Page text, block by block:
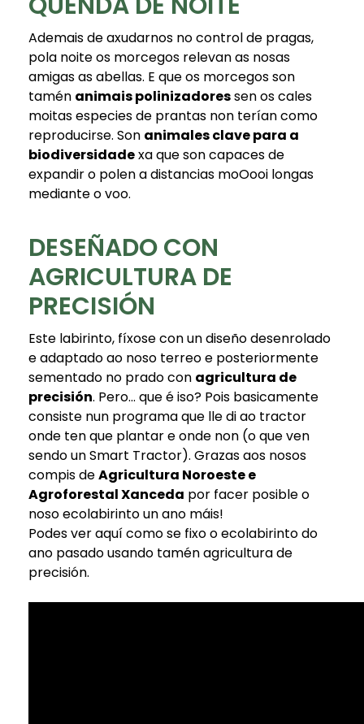
Ademais de axudarnos no control de pragas,
pola noite os morcegos relevan as nosas
amigas as abellas. E que os morcegos son
tamén animais polinizadoressen os cales
moitas especies de prantas non terían como
reproducirse. Son animales clave para a
biodiversidadexa que son capaces de
expandir o polen a distancias moOooi longas
mediante o voo.
DESEÑADO CON
AGRICULTURA DE
PRECISIÓN
Este labirinto, fíxose con un diseño desenrolado
e adaptado ao noso terreo e posteriormente
sementado no prado con agricultura de
precisión. Pero... que é iso? Pois basicamente
consiste nun programa que lle di ao tractor
onde ten que plantar e onde non (o que ven
sendo un Smart Tractor). Grazas aos nosos
compis deAgricultura Noroeste e
Agroforestal Xanceda por facer posible o
noso ecolabirinto un ano máis!
Podes ver aquí como se fixo o ecolabirinto do
ano pasado usando tamén agricultura de
precisión.